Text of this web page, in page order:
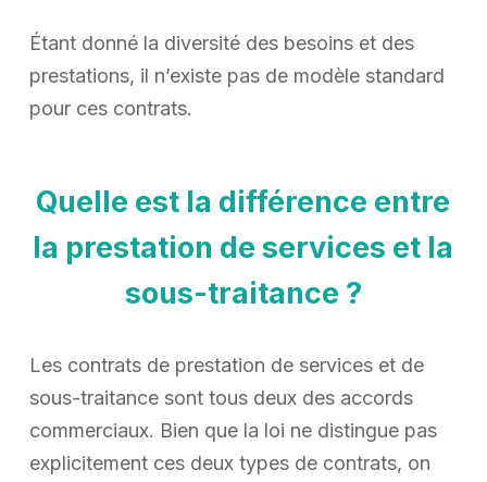
Étant donné la diversité des besoins et des
prestations, il n’existe pas de modèle standard
pour ces contrats.
Quelle est la différence entre
la prestation de services et la
sous-traitance ?
Les contrats de prestation de services et de
sous-traitance sont tous deux des accords
commerciaux. Bien que la loi ne distingue pas
explicitement ces deux types de contrats, on